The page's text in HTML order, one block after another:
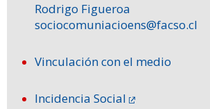
Rodrigo Figueroa
sociocomuniacioens@facso.cl
Vinculación con el medio
Incidencia Social